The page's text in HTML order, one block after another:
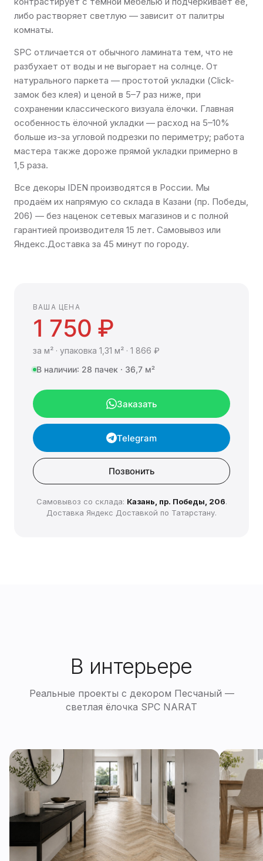
либо растворяет светлую — зависит от палитры
комнаты.
SPC отличается от обычного ламината тем, что не
разбухает от воды и не выгорает на солнце. От
натурального паркета — простотой укладки (Click-
замок без клея) и ценой в 5–7 раз ниже, при
сохранении классического визуала ёлочки. Главная
особенность ёлочной укладки — расход на 5–10%
больше из-за угловой подрезки по периметру; работа
мастера также дороже прямой укладки примерно в
1,5 раза.
Все декоры IDEN производятся в России. Мы
продаём их напрямую со склада в Казани (пр. Победы,
206) — без наценок сетевых магазинов и с полной
гарантией производителя 15 лет. Самовывоз или
Яндекс.Доставка за 45 минут по городу.
ВАША ЦЕНА
1 750 ₽
за м² · упаковка 1,31 м² · 1 866 ₽
В наличии: 28 пачек · 36,7 м²
Заказать
Telegram
Позвонить
Самовывоз со склада: Казань, пр. Победы, 206.
Доставка Яндекс Доставкой по Татарстану.
В интерьере
Реальные проекты с декором Песчаный —
светлая ёлочка SPC NARAT